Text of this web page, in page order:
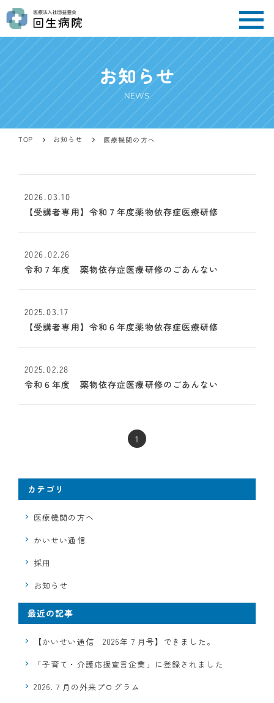
お知らせ
NEWS
TOP お知らせ 医療機関の方へ
2026.03.10
【受講者専用】令和７年度薬物依存症医療研修
2026.02.26
令和７年度 薬物依存症医療研修のごあんない
2025.03.17
【受講者専用】令和６年度薬物依存症医療研修
2025.02.28
令和６年度 薬物依存症医療研修のごあんない
1
カテゴリ
医療機関の方へ
かいせい通信
採用
お知らせ
最近の記事
【かいせい通信 2026年７月号】できました。
「子育て・介護応援宣言企業」に登録されました
2026.７月の外来プログラム